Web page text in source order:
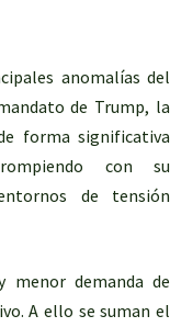
anomalías del
de Trump, la
forma significativa
con su
de tensión
demanda de
A ello se suman el